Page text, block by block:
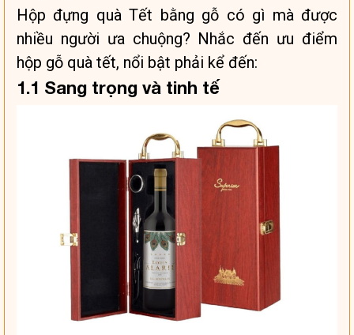
Hộp đựng quà Tết bằng gỗ có gì mà được
nhiều người ưa chuộng? Nhắc đến ưu điểm
hộp gỗ quà tết, nổi bật phải kể đến:
1.1 Sang trọng và tinh tế